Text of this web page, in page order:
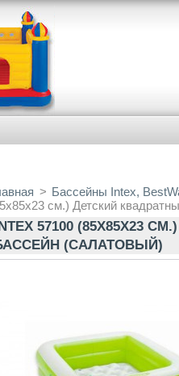
> Бассейны Intex,
см.) Детский
57100 (85X85X23
(САЛАТОВЫЙ)